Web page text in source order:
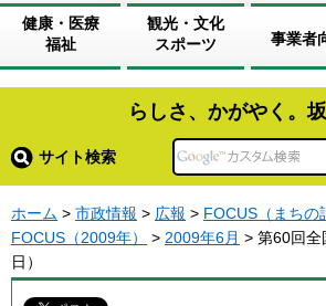
健康・医療
福祉
観光・文化
スポーツ
事業者
らしさ、かがやく。
サイト検索
ホーム > 市政情報 > 広報 > FOCUS（まちの
FOCUS（2009年）
> 2009年6月 > 第60回全
日）